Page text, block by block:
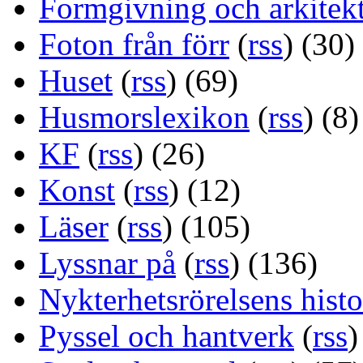
Formgivning och
Foton från förr (rss) (30)
Huset (rss) (69)
Husmorslexikon (rss) (8)
KF (rss) (26)
Konst (rss) (12)
Läser (rss) (105)
Lyssnar på (rss) (136)
Nykterhetsrörelsens
Pyssel och hantverk (rss